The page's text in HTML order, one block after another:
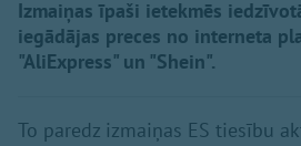
Izmaiņas īpaši ietekmēs
iegādājas preces no interneta
"AliExpress" un "Shein".
To paredz izmaiņas ES tiesību